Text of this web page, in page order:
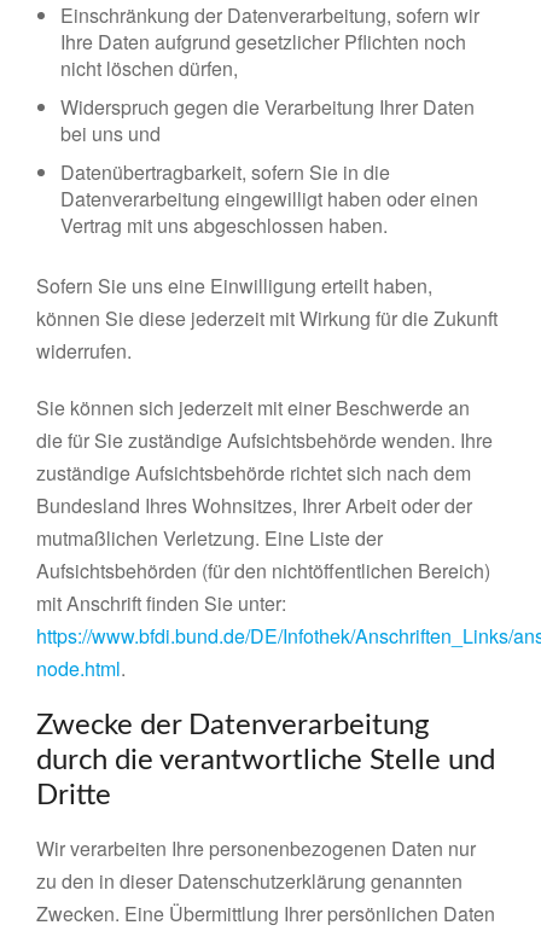
Einschränkung der Datenverarbeitung, sofern wir
Ihre Daten aufgrund gesetzlicher Pflichten noch
nicht löschen dürfen,
Widerspruch gegen die Verarbeitung Ihrer Daten
bei uns und
Datenübertragbarkeit, sofern Sie in die
Datenverarbeitung eingewilligt haben oder einen
Vertrag mit uns abgeschlossen haben.
Sofern Sie uns eine Einwilligung erteilt haben,
können Sie diese jederzeit mit Wirkung für die Zukunft
widerrufen.
Sie können sich jederzeit mit einer Beschwerde an
die für Sie zuständige Aufsichtsbehörde wenden. Ihre
zuständige Aufsichtsbehörde richtet sich nach dem
Bundesland Ihres Wohnsitzes, Ihrer Arbeit oder der
mutmaßlichen Verletzung. Eine Liste der
Aufsichtsbehörden (für den nichtöffentlichen Bereich)
mit Anschrift finden Sie unter:
https://www.bfdi.bund.de/DE/Infothek/Anschriften_Links/
node.html.
Zwecke der Datenverarbeitung
durch die verantwortliche Stelle und
Dritte
Wir verarbeiten Ihre personenbezogenen Daten nur
zu den in dieser Datenschutzerklärung genannten
Zwecken. Eine Übermittlung Ihrer persönlichen Daten